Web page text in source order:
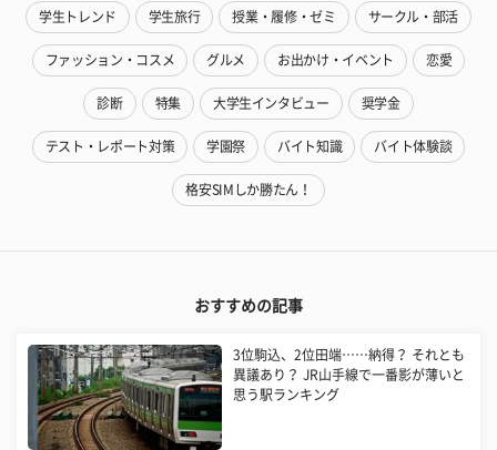
学生トレンド 学生旅行 授業・履修・ゼミ サークル・部活
ファッション・コスメ グルメ お出かけ・イベント 恋愛
診断 特集 大学生インタビュー 奨学金
テスト・レポート対策 学園祭 バイト知識 バイト体験談
格安SIMしか勝たん！
おすすめの記事
3位駒込、2位田端……納得？ それとも
異議あり？ JR山手線で一番影が薄いと
思う駅ランキング